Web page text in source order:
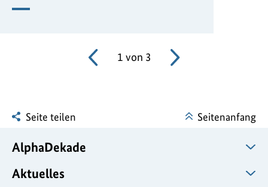
1 von 3
Seite teilen Seitenanfang
AlphaDekade
Aktuelles